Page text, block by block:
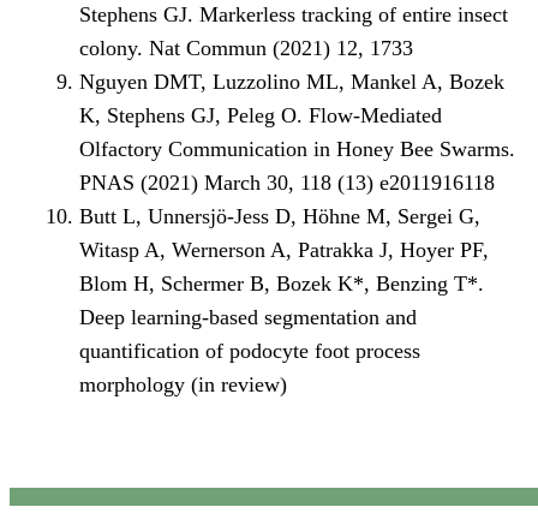
Stephens GJ. Markerless tracking of entire insect
colony. Nat Commun (2021) 12, 1733
Nguyen DMT, Luzzolino ML, Mankel A, Bozek
K, Stephens GJ, Peleg O. Flow-Mediated
Olfactory Communication in Honey Bee Swarms.
PNAS (2021) March 30, 118 (13) e2011916118
Butt L, Unnersjö-Jess D, Höhne M, Sergei G,
Witasp A, Wernerson A, Patrakka J, Hoyer PF,
Blom H, Schermer B, Bozek K*, Benzing T*.
Deep learning-based segmentation and
quantification of podocyte foot process
morphology (in review)